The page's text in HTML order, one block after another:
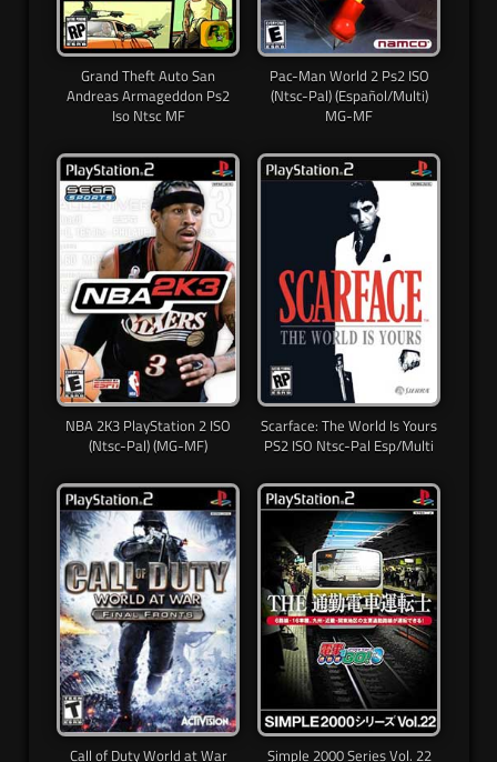
Grand Theft Auto San
Andreas Armageddon Ps2
Iso Ntsc MF
Pac-Man World 2 Ps2 ISO
(Ntsc-Pal) (Español/Multi)
MG-MF
NBA 2K3 PlayStation 2 ISO
(Ntsc-Pal) (MG-MF)
Scarface: The World Is Yours
PS2 ISO Ntsc-Pal Esp/Multi
Call of Duty World at War Simple 2000 Series Vol. 22